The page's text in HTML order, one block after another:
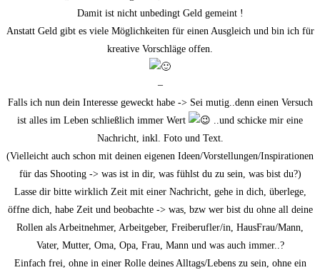
Damit ist nicht unbedingt Geld gemeint !
Anstatt Geld gibt es viele Möglichkeiten für einen Ausgleich und bin ich für
kreative Vorschläge offen.
–
Falls ich nun dein Interesse geweckt habe -> Sei mutig..denn einen Versuch
ist alles im Leben schließlich immer Wert
..und schicke mir eine
Nachricht, inkl. Foto und Text.
(Vielleicht auch schon mit deinen eigenen Ideen/Vorstellungen/Inspirationen
für das Shooting -> was ist in dir, was fühlst du zu sein, was bist du?)
Lasse dir bitte wirklich Zeit mit einer Nachricht, gehe in dich, überlege,
öffne dich, habe Zeit und beobachte -> was, bzw wer bist du ohne all deine
Rollen als Arbeitnehmer, Arbeitgeber, Freiberufler/in, HausFrau/Mann,
Vater, Mutter, Oma, Opa, Frau, Mann und was auch immer..?
Einfach frei, ohne in einer Rolle deines Alltags/Lebens zu sein, ohne ein